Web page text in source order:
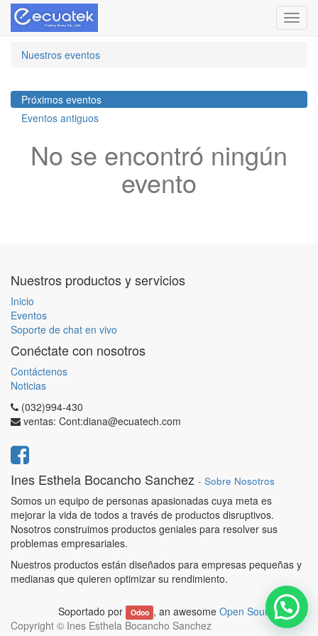
Menú
de
Nuestros eventos
Próximos eventos
Eventos antiguos
No se encontró ningún
evento
Nuestros productos y servicios
Inicio
Eventos
Soporte de chat en vivo
Conéctate con nosotros
Contáctenos
Noticias
(032)994-430
ventas: Cont:diana@ecuatech.com
Ines Esthela Bocancho Sanchez - Sobre Nosotros
Somos un equipo de personas apasionadas cuya meta es
mejorar la vida de todos a través de productos disruptivos.
Nosotros construimos productos geniales para resolver sus
problemas empresariales.
Nuestros productos están diseñados para empresas pequeñas y
medianas que quieren optimizar su rendimiento.
Soportado por Odoo , an awesome Open Source CRM .
Copyright © Ines Esthela Bocancho Sanchez